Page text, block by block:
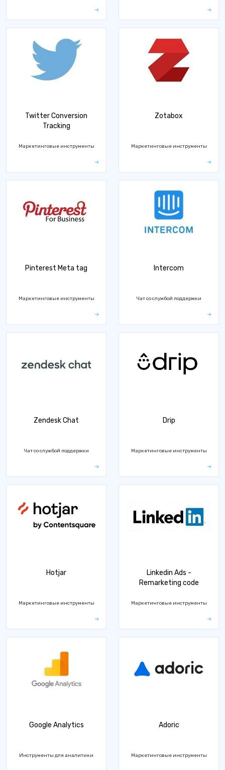
Twitter Conversion
Tracking
Маркетинговые инструменты
Zotabox
Маркетинговые инструменты
Pinterest Meta tag
Маркетинговые инструменты
Intercom
Чат со службой поддержки
Zendesk Chat
Чат со службой поддержки
Drip
Маркетинговые инструменты
Hotjar
Маркетинговые инструменты
Linkedin Ads -
Remarketing code
Маркетинговые инструменты
Google Analytics
Инструменты для аналитики
Adoric
Маркетинговые инструменты